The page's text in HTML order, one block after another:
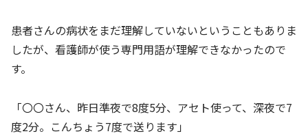
患者さんの病状をまだ理解していないということもありま
したが、看護師が使う専門用語が理解できなかったので
す。
「〇〇さん、昨日準夜で8度5分、アセト使って、深夜で7
度2分。こんちょう7度で送ります」